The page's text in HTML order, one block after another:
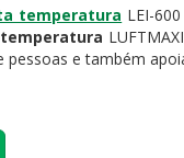
temperatura LEI-
e também